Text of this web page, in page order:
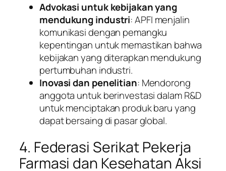
Advokasi untuk kebijakan yang
mendukung industri: APFI menjalin
komunikasi dengan pemangku
kepentingan untuk memastikan bahwa
kebijakan yang diterapkan mendukung
pertumbuhan industri.
Inovasi dan penelitian: Mendorong
anggota untuk berinvestasi dalam R&D
untuk menciptakan produk baru yang
dapat bersaing di pasar global.
4. Federasi Serikat Pekerja
Farmasi dan Kesehatan Aksi